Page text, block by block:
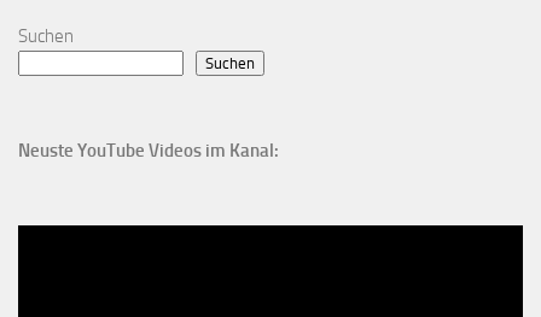
Suchen
Suchen
Neuste YouTube Videos im Kanal: